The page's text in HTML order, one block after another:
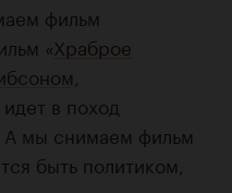
фильм
«Храброе
в поход
А мы снимаем фильм
быть политиком,